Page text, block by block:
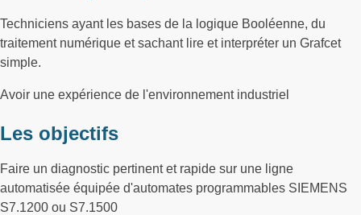
Techniciens ayant les bases de la logique Booléenne, du
traitement numérique et sachant lire et interpréter un Grafcet
simple.
Avoir une expérience de l'environnement industriel
Les objectifs
Faire un diagnostic pertinent et rapide sur une ligne
automatisée équipée d'automates programmables SIEMENS
S7.1200 ou S7.1500